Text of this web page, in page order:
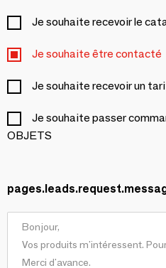
Je souhaite recevoir le
Je souhaite être contacté
Je souhaite recevoir un
Je souhaite passer
OBJETS